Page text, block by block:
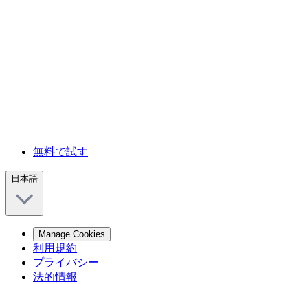
無料で試す
日本語
Manage Cookies
利用規約
プライバシー
法的情報